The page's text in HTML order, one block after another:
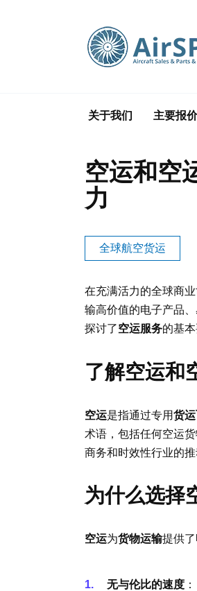
关于我们 主要报价
空运和空
力
全球航空货运
在充满活力的全球商业
输高价值的电子产品
探讨了空运服务的基
了解空运和
空运是指通过专用货
术语，包括任何空运
商务和时效性行业的
为什么选择
空运为货物运输提供了
无与伦比的速度 ：